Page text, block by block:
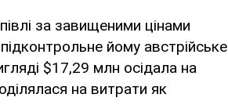
за завищеними цінами
йому австрійське
$17,29 млн осідала на
на витрати як